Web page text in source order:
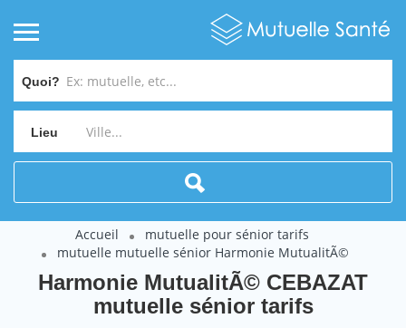
Quoi?
Lieu
Accueil
mutuelle pour sénior tarifs
mutuelle mutuelle sénior Harmonie MutualitÃ©
Harmonie MutualitÃ© CEBAZAT
mutuelle sénior tarifs